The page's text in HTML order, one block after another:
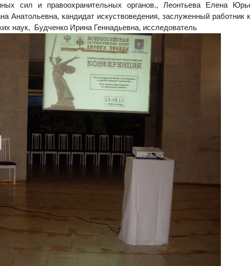
сил и правоохранительных органов., Леонтьева Елена
Анатольевна, кандидат искуствоведения, заслуженный работник
наук, Будченко Ирина Геннадьевна, исследователь